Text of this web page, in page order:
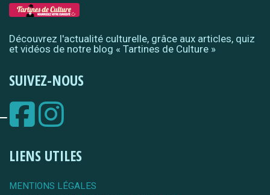
Découvrez l'actualité culturelle, grâce aux articles, quiz
et vidéos de notre blog « Tartines de Culture »
SUIVEZ-NOUS
LIENS UTILES
MENTIONS LÉGALES